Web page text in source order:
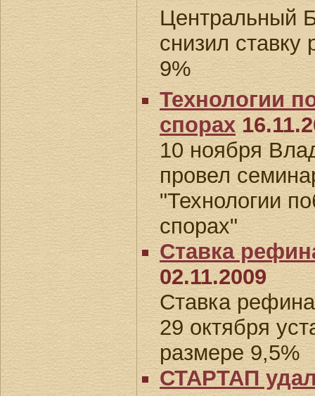
Центральный
снизил
9%
Технологии
спорах
10 ноября
провел
"Технологии
спорах"
Ставка
02.11.2009
Ставка
29 октября
размере 9,5%
СТАРТАП